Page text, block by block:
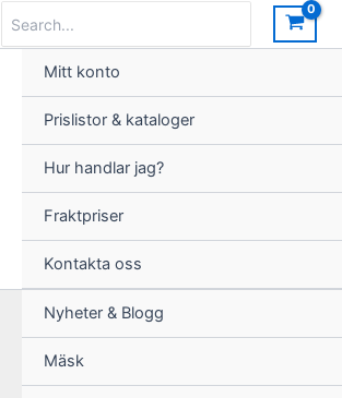
innehåll
for:
Mitt konto
Prislistor & kataloger
Hur handlar jag?
Fraktpriser
Kontakta oss
Nyheter & Blogg
Mäsk